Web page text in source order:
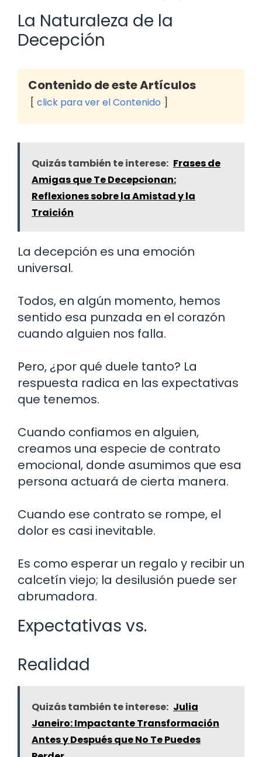
La Naturaleza de la
Decepción
Contenido de este Artículos
click para ver el Contenido
Quizás también te interese: Frases de
Amigas que Te Decepcionan:
Reflexiones sobre la Amistad y la
Traición
La decepción es una emoción
universal.
Todos, en algún momento, hemos
sentido esa punzada en el corazón
cuando alguien nos falla.
Pero, ¿por qué duele tanto? La
respuesta radica en las expectativas
que tenemos.
Cuando confiamos en alguien,
creamos una especie de contrato
emocional, donde asumimos que esa
persona actuará de cierta manera.
Cuando ese contrato se rompe, el
dolor es casi inevitable.
Es como esperar un regalo y recibir un
calcetín viejo; la desilusión puede ser
abrumadora.
Expectativas vs.
Realidad
Quizás también te interese: Julia
Janeiro: Impactante Transformación
Antes y Después que No Te Puedes